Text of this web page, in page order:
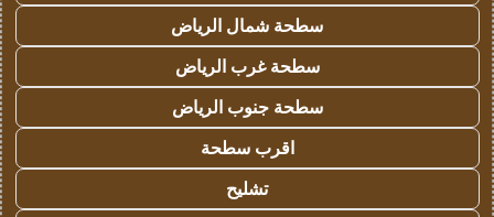
سطحة شمال الرياض
سطحة غرب الرياض
سطحة جنوب الرياض
اقرب سطحة
تشليح